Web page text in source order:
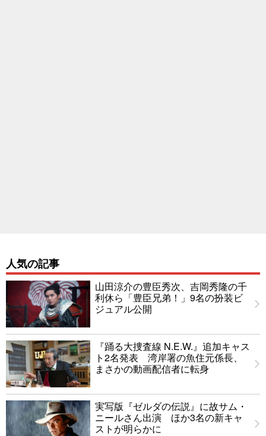
人気の記事
山田涼介の豊臣秀次、吉岡秀隆の千
利休ら「豊臣兄弟！」9名の扮装ビ
ジュアル公開
『踊る大捜査線 N.E.W.』追加キャス
ト2名発表 湾岸署の魚住元係長、
まさかの動画配信者に転身
実写版『ゼルダの伝説』に故サム・
ニールさん出演 ほか3名の新キャ
ストが明らかに